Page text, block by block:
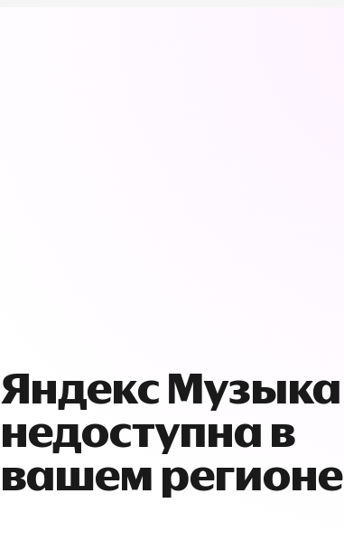
Яндекс Музыка
недоступна в
вашем регионе